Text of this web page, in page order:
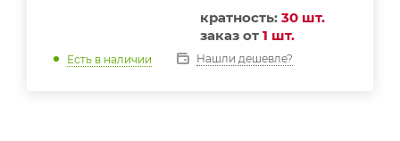
кратность: 30 шт.
заказ от 1 шт.
Есть в наличии Нашли дешевле?